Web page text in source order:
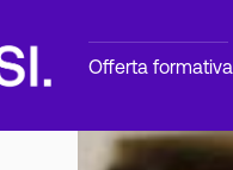
Offerta formativa